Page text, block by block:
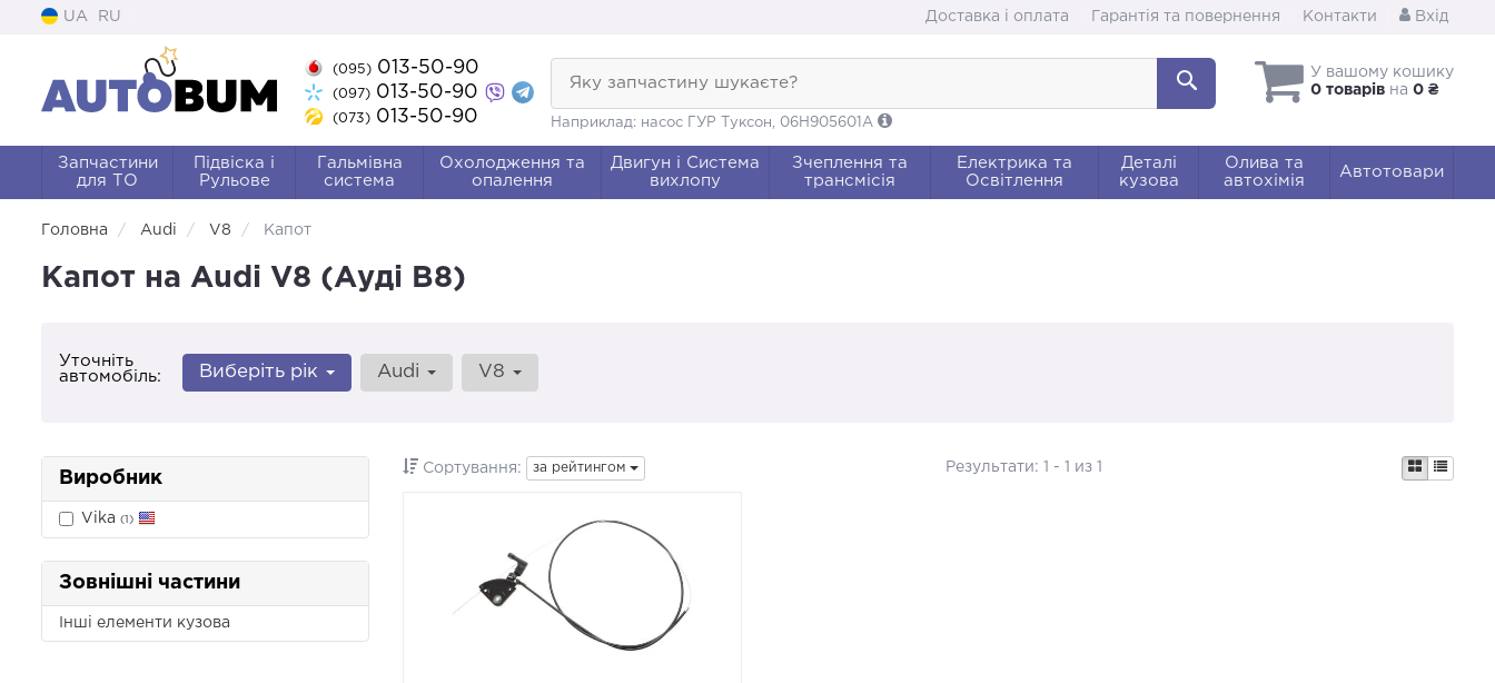
UA RU Доставка і оплата Гарантія та повернення Контакти Вхід
(095)013-50-90
(097)013-50-90
(073)013-50-90
У вашому кошику
0 товарів на 0 ₴
Яку запчастину шукаєте?
Наприклад: насос ГУР Туксон, 06H905601A
Запчастини
для ТО
Підвіска і
Рульове
Гальмівна
система
Охолодження та
опалення
Двигун і Система
вихлопу
Зчеплення та
трансмісія
Електрика та
Освітлення
Деталі
кузова
Олива та
автохімія
Автотовари
Головна Audi V8 Капот
Капот на Audi V8 (Ауді В8)
Уточніть
автомобіль:
Виберіть рік Audi V8
Виробник
Vika (1)
Зовнішні частини
Інші елементи кузова
Сортування: за рейтингом Результати: 1 - 1 из 1